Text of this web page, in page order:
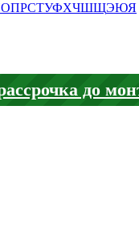
ОПРСТУФХЧШЩЭЮЯ
до